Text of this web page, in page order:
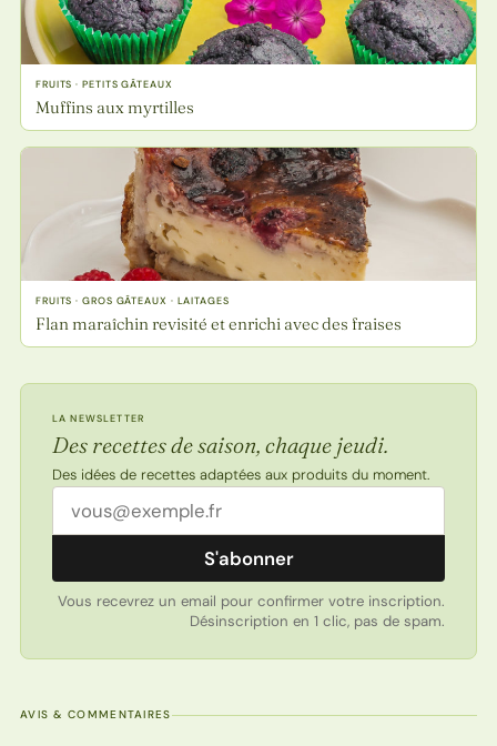
FRUITS · PETITS GÂTEAUX
Muffins aux myrtilles
FRUITS · GROS GÂTEAUX · LAITAGES
Flan maraîchin revisité et enrichi avec des fraises
LA NEWSLETTER
Des recettes de saison, chaque jeudi.
Des idées de recettes adaptées aux produits du moment.
Adresse email
S'abonner
Vous recevrez un email pour confirmer votre inscription.
Désinscription en 1 clic, pas de spam.
AVIS & COMMENTAIRES